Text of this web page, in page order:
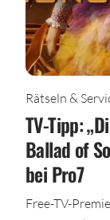
Rätseln &
TV-Tipp:
Ballad of
bei Pro7
Free-TV-